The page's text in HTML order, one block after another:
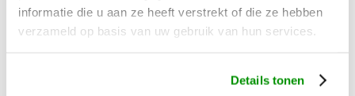
informatie die u aan ze heeft verstrekt of die ze hebben
verzameld op basis van uw gebruik van hun services.
Details tonen
Algemeen